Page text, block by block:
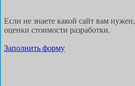
Если не знаете какой сайт вам нужен,
оценки стоимости разработки.
Заполнить форму